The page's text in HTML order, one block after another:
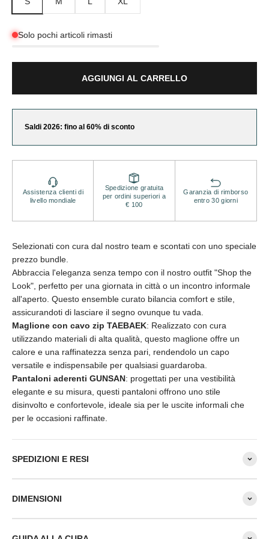
Solo pochi articoli rimasti
AGGIUNGI AL CARRELLO
Saldi 2026: fino al 60% di sconto
Assistenza clienti di
livello mondiale
Spedizione gratuita
per ordini superiori a
€ 100
Garanzia di rimborso
entro 30 giorni
Selezionati con cura dal nostro team e scontati con uno speciale
prezzo bundle.
Abbraccia l'eleganza senza tempo con il nostro outfit "Shop the
Look", perfetto per una giornata in città o un incontro informale
all'aperto. Questo ensemble curato bilancia comfort e stile,
assicurandoti di lasciare il segno ovunque tu vada.
Maglione con cavo zip TAEBAEK: Realizzato con cura
utilizzando materiali di alta qualità, questo maglione offre un
calore e una raffinatezza senza pari, rendendolo un capo
versatile e indispensabile per qualsiasi guardaroba.
Pantaloni aderenti GUNSAN: progettati per una vestibilità
elegante e su misura, questi pantaloni offrono uno stile
disinvolto e confortevole, ideale sia per le uscite informali che
per le occasioni raffinate.
SPEDIZIONI E RESI
DIMENSIONI